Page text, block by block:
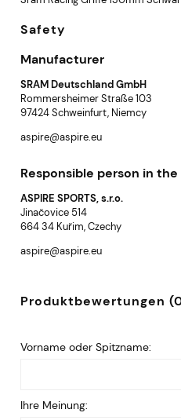
Safety
Manufacturer
SRAM Deutschland GmbH
Rommersheimer Straße 103
97424 Schweinfurt, Niemcy
aspire@aspire.eu
Responsible person in the
ASPIRE SPORTS, s.r.o.
Jinačovice 514
664 34 Kuřim, Czechy
aspire@aspire.eu
Produktbewertungen
Vorname oder Spitzname:
Ihre Meinung: